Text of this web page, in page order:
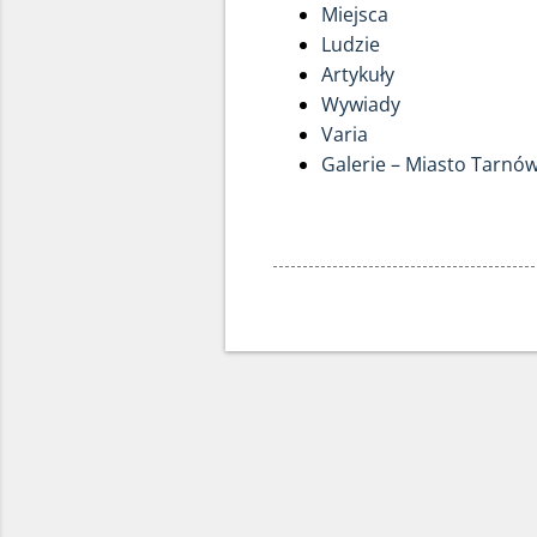
Miejsca
Ludzie
Artykuły
Wywiady
Varia
Galerie – Miasto